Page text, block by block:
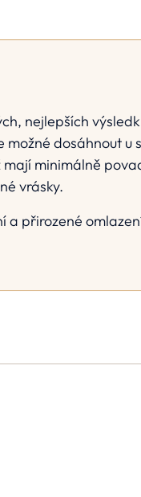
nejlepších
dosáhnout u
minimálně
vrásky.
a přirozené